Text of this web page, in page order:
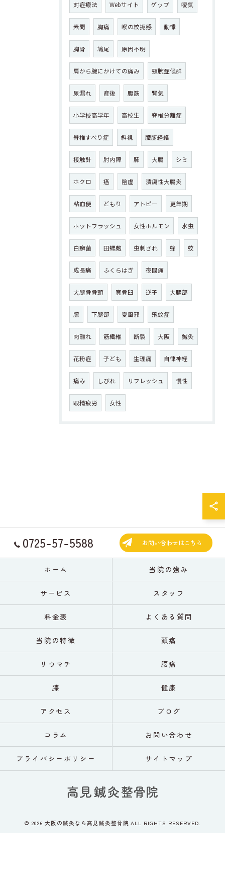
対症療法 Webサイト ゲップ 噯気
素問 胸痛 喉の絞扼感 動悸
胸骨 鳩尾 原因不明
肩から腕にかけての痛み 頸腕症候群
尿漏れ 産後 腹筋 腎気
小学校高学年 高校生 脊椎分離症
脊椎すべり症 斜視 臓腑経絡
接触針 肘内障 肺 大腸 シミ
ホクロ 癌 陰虚 潰瘍性大腸炎
粘血便 どもり アトピー 更年期
ホットフラッシュ 女性ホルモン 水虫
白癬菌 田螺皰 虫刺され 蜂 蚊
成長痛 ふくらはぎ 夜間痛
大腿骨骨頭 寛骨臼 逆子 大腿部
膝 下腿部 夏風邪 飛蚊症
肉離れ 筋繊維 断裂 大阪 鍼灸
花粉症 子ども 生理痛 自律神経
痛み しびれ リフレッシュ 慢性
眼精疲労 女性
0725-57-5588 お問い合わせはこちら
ホーム 当院の強み
サービス スタッフ
料金表 よくある質問
当院の特徴 頭痛
リウマチ 腰痛
膝 健康
アクセス ブログ
コラム お問い合わせ
プライバシーポリシー サイトマップ
© 2026 大阪の鍼灸なら高見鍼灸整骨院 ALL RIGHTS RESERVED.